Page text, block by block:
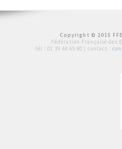
Copyright © 2015
Fédération Française des
tél : 01 39 44 65 80 | contact :